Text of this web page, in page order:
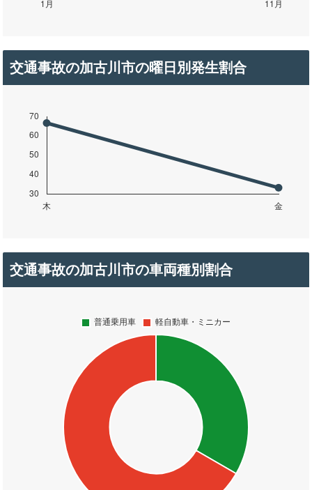
交通事故の加古川市の曜日別発生割合
交通事故の加古川市の車両種別割合